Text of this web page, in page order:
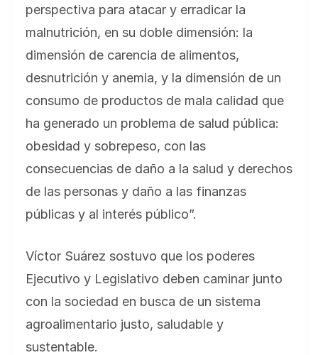
perspectiva para atacar y erradicar la
malnutrición, en su doble dimensión: la
dimensión de carencia de alimentos,
desnutrición y anemia, y la dimensión de un
consumo de productos de mala calidad que
ha generado un problema de salud pública:
obesidad y sobrepeso, con las
consecuencias de daño a la salud y derechos
de las personas y daño a las finanzas
públicas y al interés público”.
Víctor Suárez sostuvo que los poderes
Ejecutivo y Legislativo deben caminar junto
con la sociedad en busca de un sistema
agroalimentario justo, saludable y
sustentable.